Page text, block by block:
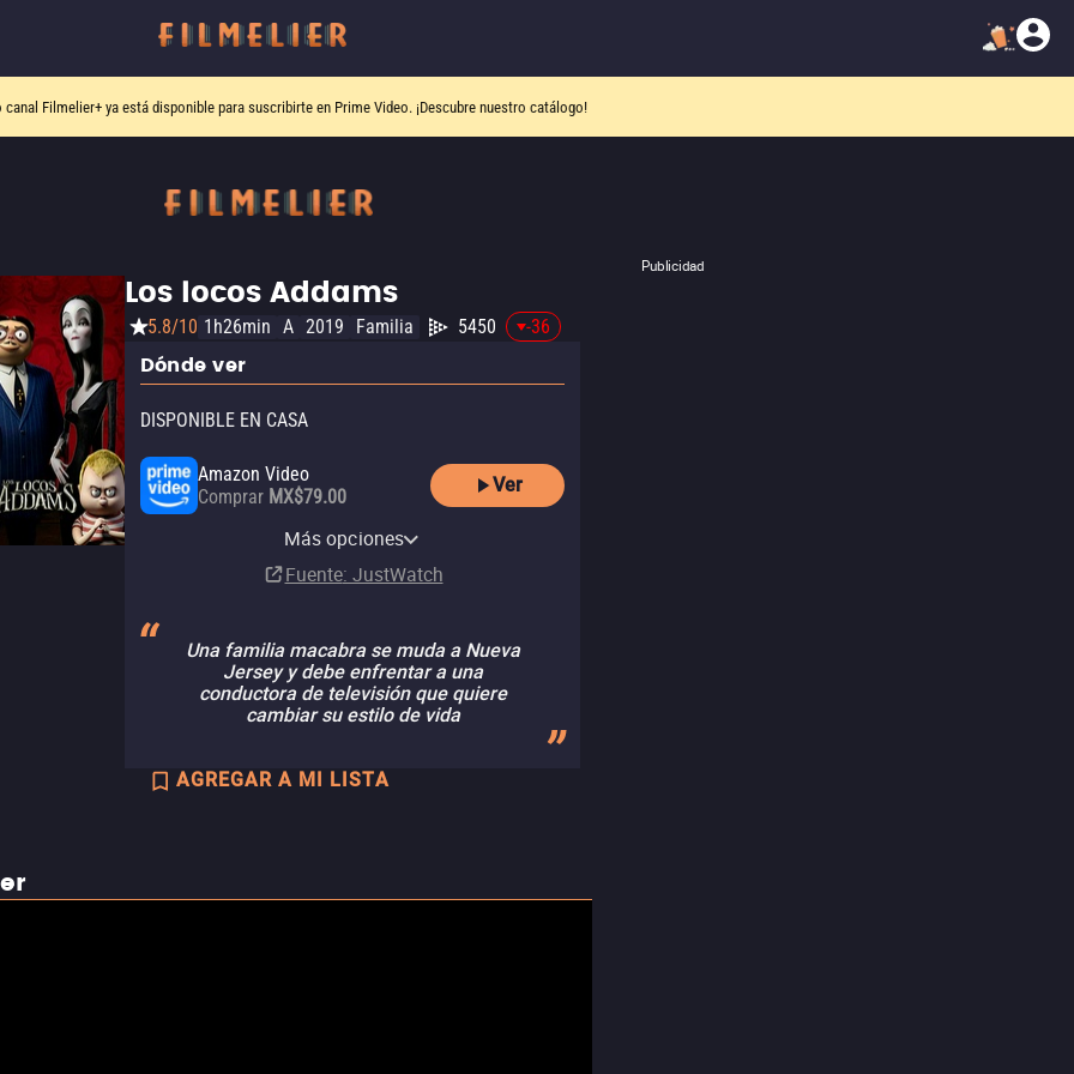
canal Filmelier+ya está disponible para suscribirte en Prime Video. ¡Descubre nuestro catálogo!
Publicidad
Los locos Addams
5.8/10 1h26min A 2019 Familia 5450 -36
Dónde ver
DISPONIBLE EN CASA
Amazon Video
Comprar MX$79.00
Ver
Apple TV Store
MX$149.00
YouTube
MGM Plus Amazon Channel
Suscripción
MGM+ Apple TV Channel
Suscripción
Universal+ Amazon Channel
SuscripciónMás opciones
Fuente: JustWatch
Una familia macabra se muda a Nueva
Jersey y debe enfrentar a una
conductora de televisión que quiere
cambiar su estilo de vida
AGREGAR A MI LISTA